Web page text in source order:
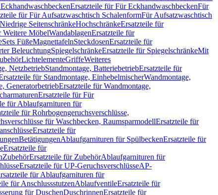
Ersatzteile für Für EckhandwaschbeckenFür
für Für Aufsatzwaschtisch SchalenformFür Aufsatzwaschtisch
SeitenschränkeHochschränkeErsatzteile für
Weitere MöbelWandablagenErsatzteile für
Sets FüßeMagnettafelnSteckdosenErsatzteile für
BeleuchtungSpiegelschränkeErsatzteile für SpiegelschränkeMit
LichtelementeGriffeWeiteres
NetzbetriebStandmontage, BatteriebetriebErsatzteile für
für Standmontage, EinhebelmischerWandmontage,
GeneratorbetriebErsatzteile für Wandmontage,
Ersatzteile für Für
für Ablaufgarnituren für
für Rohrbogengeruchsverschlüsse,
für Waschbecken, RaumsparmodellErsatzteile für
Ersatzteile für
BetätigungenAblaufgarnituren für SpülbeckenErsatzteile für
Ersatzteile für
ZubehörErsatzteile für ZubehörAblaufgarnituren für
Ersatzteile für UP-GeruchsverschlüsseAP-
für Ablaufgarnituren für
für AnschlussstutzenAblaufventileErsatzteile für
für DuschenDuschrinnenErsatzteile für